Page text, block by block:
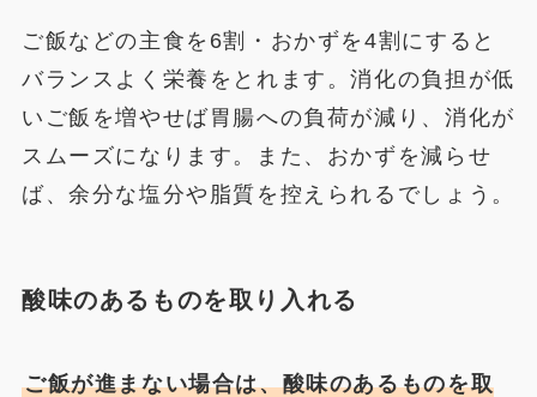
ご飯などの主食を6割・おかずを4割にすると
バランスよく栄養をとれます。消化の負担が低
いご飯を増やせば胃腸への負荷が減り、消化が
スムーズになります。また、おかずを減らせ
ば、余分な塩分や脂質を控えられるでしょう。
酸味のあるものを取り入れる
ご飯が進まない場合は、酸味のあるものを取